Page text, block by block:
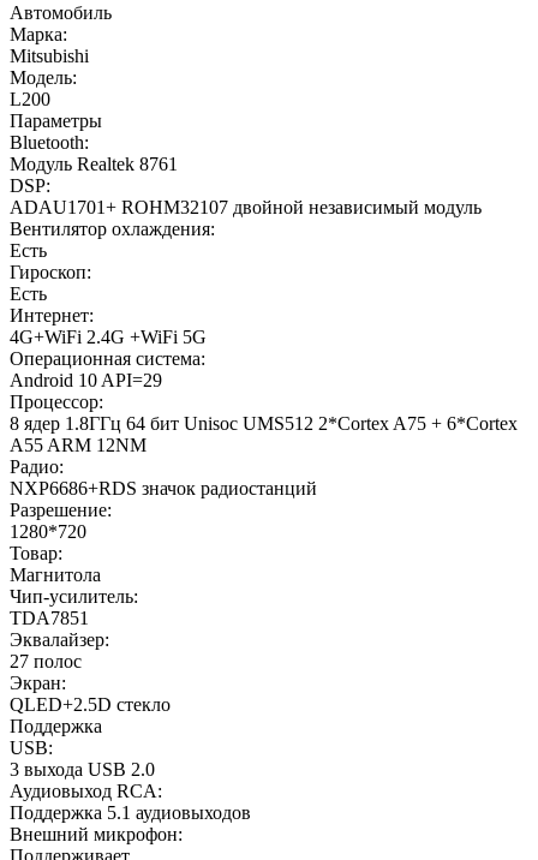
Автомобиль
Марка:
Mitsubishi
Модель:
L200
Параметры
Bluetooth:
Модуль Realtek 8761
DSP:
ADAU1701+ ROHM32107 двойной независимый модуль
Вентилятор охлаждения:
Есть
Гироскоп:
Есть
Интернет:
4G+WiFi 2.4G +WiFi 5G
Операционная система:
Android 10 API=29
Процессор:
8 ядер 1.8ГГц 64 бит Unisoc UMS512 2*Cortex A75 + 6*Cortex
A55 ARM 12NM
Радио:
NXP6686+RDS значок радиостанций
Разрешение:
1280*720
Товар:
Магнитола
Чип-усилитель:
TDA7851
Эквалайзер:
27 полос
Экран:
QLED+2.5D стекло
Поддержка
USB:
3 выхода USB 2.0
Аудиовыход RCA:
Поддержка 5.1 аудиовыходов
Внешний микрофон:
Поддерживает